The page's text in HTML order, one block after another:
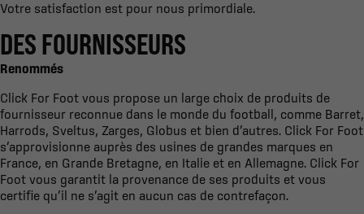
Votre satisfaction est pour nous primordiale.
DES FOURNISSEURS
Renommés
Click For Foot vous propose un large choix de produits de
fournisseur reconnue dans le monde du football, comme Barret,
Harrods, Sveltus, Zarges, Globus et bien d’autres. Click For Foot
s’approvisionne auprès des usines de grandes marques en
France, en Grande Bretagne, en Italie et en Allemagne. Click For
Foot vous garantit la provenance de ses produits et vous
certifie qu’il ne s’agit en aucun cas de contrefaçon.